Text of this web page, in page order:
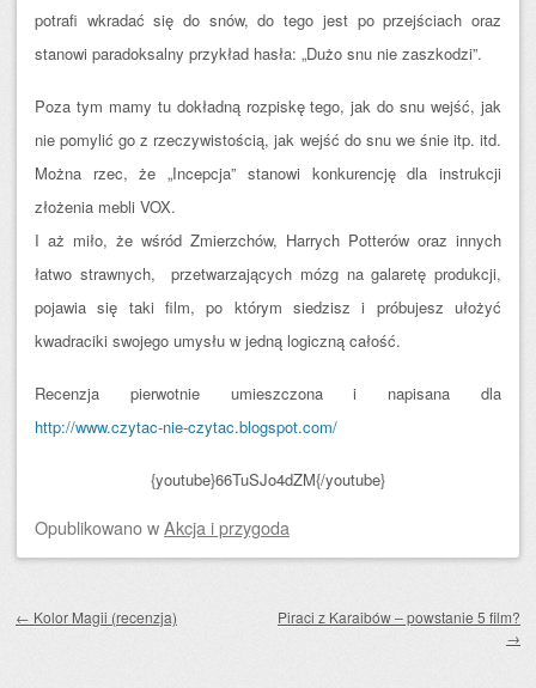
potrafi wkradać się do snów, do tego jest po przejściach oraz
stanowi paradoksalny przykład hasła: „Dużo snu nie zaszkodzi”.
Poza tym mamy tu dokładną rozpiskę tego, jak do snu wejść, jak
nie pomylić go z rzeczywistością, jak wejść do snu we śnie itp. itd.
Można rzec, że „Incepcja” stanowi konkurencję dla instrukcji
złożenia mebli VOX.
I aż miło, że wśród Zmierzchów, Harrych Potterów oraz innych
łatwo strawnych, przetwarzających mózg na galaretę produkcji,
pojawia się taki film, po którym siedzisz i próbujesz ułożyć
kwadraciki swojego umysłu w jedną logiczną całość.
Recenzja pierwotnie umieszczona i napisana dla
http://www.czytac-nie-czytac.blogspot.com/
{youtube}66TuSJo4dZM{/youtube}
OpublikowanowAkcja i przygoda
← Kolor Magii (recenzja)
Piraci z Karaibów – powstanie 5 film?
→